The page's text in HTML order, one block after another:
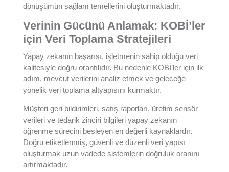
dönüşümün sağlam temellerini oluşturmaktadır.
Verinin Gücünü Anlamak: KOBİ’ler
için Veri Toplama Stratejileri
Yapay zekanın başarısı, işletmenin sahip olduğu veri
kalitesiyle doğru orantılıdır. Bu nedenle KOBİ’ler için ilk
adım, mevcut verilerini analiz etmek ve geleceğe
yönelik veri toplama altyapısını kurmaktır.
Müşteri geri bildirimleri, satış raporları, üretim sensör
verileri ve tedarik zinciri bilgileri yapay zekanın
öğrenme sürecini besleyen en değerli kaynaklardır.
Doğru etiketlenmiş, güvenli ve düzenli veri yapısı
oluşturmak uzun vadede sistemlerin doğruluk oranını
artırmaktadır.